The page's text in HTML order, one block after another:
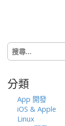
搜
尋
字:
分類
App 開發
iOS & Apple
Linux